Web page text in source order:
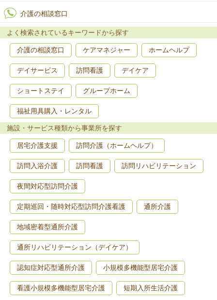
介護の相談窓口
よく検索されているキーワードから探す
介護の相談窓口 ケアマネジャー ホームヘルプ
デイサービス 訪問看護 デイケア
ショートステイ グループホーム
福祉用具購入・レンタル
施設・サービス種類から事業所を探す
居宅介護支援 訪問介護（ホームヘルプ）
訪問入浴介護 訪問看護 訪問リハビリテーション
夜間対応型訪問介護
定期巡回・随時対応型訪問介護看護 通所介護
地域密着型通所介護
通所リハビリテーション（デイケア）
認知症対応型通所介護 小規模多機能型居宅介護
看護小規模多機能型居宅介護 短期入所生活介護